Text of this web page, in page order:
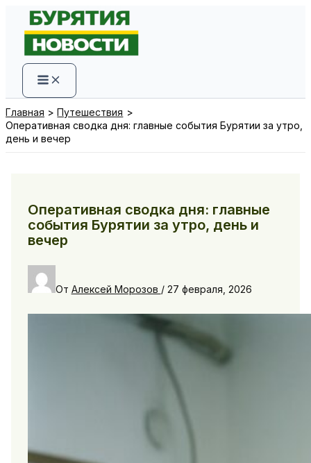
Перейти
содержимому
Главная
Путешествия
Оперативная сводка дня: главные события Бурятии за утро,
день и вечер
Оперативная сводка дня: главные
события Бурятии за утро, день и
вечер
От Алексей Морозов / 27 февраля, 2026